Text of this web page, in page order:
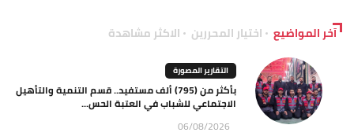
آخر المواضيع اختيار المحررين الاكثر مشاهدة
التقارير المصورة
بأكثر من (795) ألف مستفيد.. قسم التنمية والتأهيل
الاجتماعي للشباب في العتبة الحس...
06/08/2026